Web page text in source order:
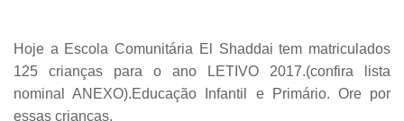
Hoje a Escola Comunitária El Shaddai tem matriculados
125 crianças para o ano LETIVO 2017.(confira lista
nominal ANEXO).Educação Infantil e Primário. Ore por
essas crianças.